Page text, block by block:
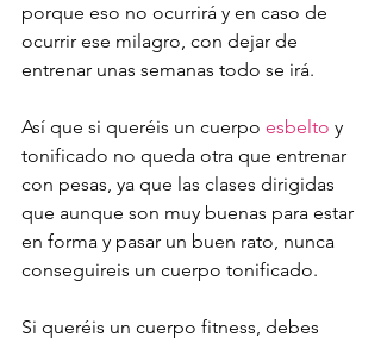
porque eso no ocurrirá y en caso de
ocurrir ese milagro, con dejar de
entrenar unas semanas todo se irá.
Así que si queréis un cuerpo esbelto y
tonificado no queda otra que entrenar
con pesas, ya que las clases dirigidas
que aunque son muy buenas para estar
en forma y pasar un buen rato, nunca
conseguireis un cuerpo tonificado.
Si queréis un cuerpo fitness, debes